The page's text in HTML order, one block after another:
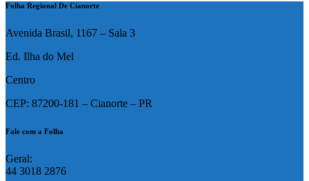
Folha Regional De Cianorte
Avenida Brasil, 1167 – Sala 3
Ed. Ilha do Mel
Centro
CEP: 87200-181 – Cianorte – PR
Fale com a Folha
Geral:
44 3018 2876